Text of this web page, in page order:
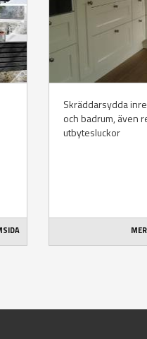
Skräddarsydda
och badrum, även
utbytesluckor